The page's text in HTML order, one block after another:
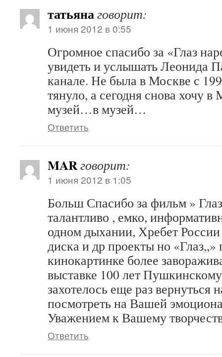
татьянаговорит:
1 июня 2012 в 0:55
Огромное спасибо за «Глаз
увидеть и услышать Леонида
канале. Не была в Москве с
тянуло, а сегодня снова хочу
музей…в музей…
Ответить
MARговорит:
1 июня 2012 в 1:05
Больш Спасибо за фильм »
талантливо , емко,
одном дыхании, Хребет России
диска и др проекты но
кинокартинке более
выставке 100 лет
захотелось еще раз вернуться
посмотреть на Вашей
Уважением к Вашему
Ответить